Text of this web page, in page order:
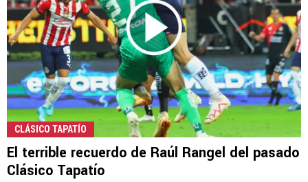
CLÁSICO TAPATÍO
El terrible recuerdo de Raúl Rangel del pasado
Clásico Tapatío